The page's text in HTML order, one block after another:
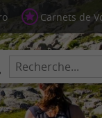
Carnets de